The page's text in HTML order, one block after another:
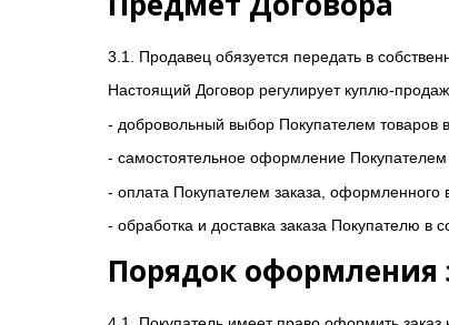
3.1. Продавец обязуется передать в
Настоящий Договор регулирует куплю-
- добровольный выбор Покупателем товаров
- самостоятельное оформление Покупателем
- оплата Покупателем заказа, оформленного
- обработка и доставка заказа Покупателю в
Порядок оформления